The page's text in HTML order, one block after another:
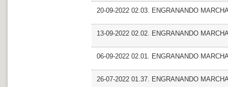
20-09-2022 02.03. ENGRANANDO
13-09-2022 02.02. ENGRANANDO
06-09-2022 02.01. ENGRANANDO
26-07-2022 01.37. ENGRANANDO